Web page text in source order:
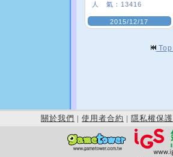
人 氣： 13416
2015/12/17
關於我們 | 使用者合約 | 隱私權保護